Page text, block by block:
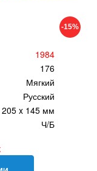
-15%
1984
176
Мягкий
Русский
205 x 145 мм
Ч/Б